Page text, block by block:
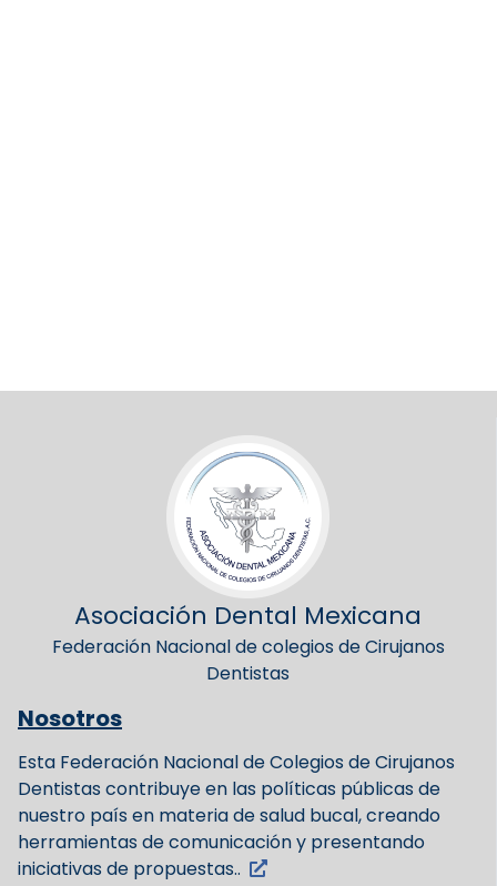
Asociación Dental Mexicana
Federación Nacional de colegios de Cirujanos
Dentistas
Nosotros
Esta Federación Nacional de Colegios de Cirujanos
Dentistas contribuye en las políticas públicas de
nuestro país en materia de salud bucal, creando
herramientas de comunicación y presentando
iniciativas de propuestas..